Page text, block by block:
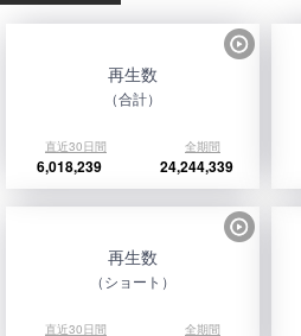
再生数
（合計）
直近30日間 全期間
6,018,239 24,244,339
再生数
（ショート）
直近30日間 全期間